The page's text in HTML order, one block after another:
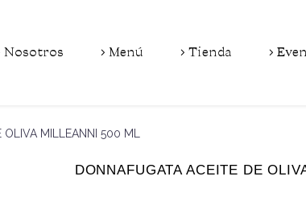
Nosotros Menú Tienda
OLIVA MILLEANNI 500 ML
DONNAFUGATA ACEITE DE